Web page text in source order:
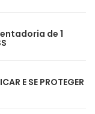
de 1
E SE PROTEGER